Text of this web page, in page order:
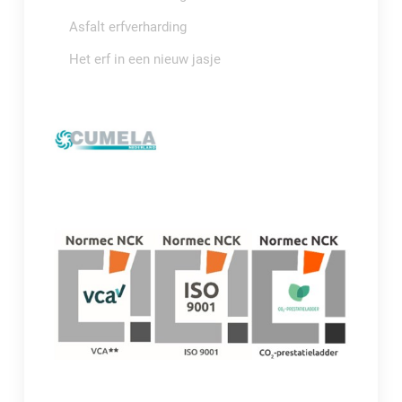
Asfalt erfverharding
Het erf in een nieuw jasje